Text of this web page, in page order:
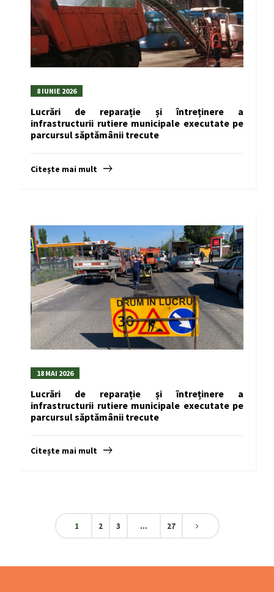
8 IUNIE 2026
Lucrări de reparație și întreținere a
infrastructurii rutiere municipale executate pe
parcursul săptămânii trecute
Citește mai mult
18 MAI 2026
Lucrări de reparație și întreținere a
infrastructurii rutiere municipale executate pe
parcursul săptămânii trecute
Citește mai mult
1 2 3 … 27